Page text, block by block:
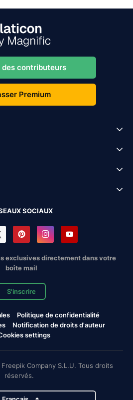
des contributeurs
Premium
SOCIAUX
exclusives directement dans votre
boîte mail
S'inscrire
Politique de confidentialité
Notification de droits d'auteur
settings
Company S.L.U. Tous droits
réservés.